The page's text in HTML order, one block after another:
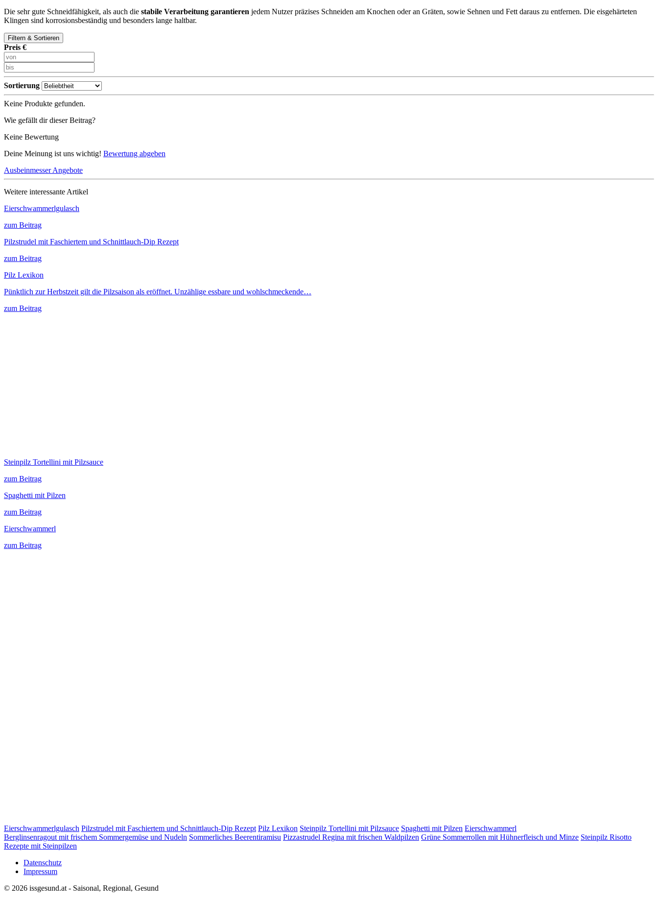
Die sehr gute Schneidfähigkeit, als auch die stabile Verarbeitung garantieren jedem Nutzer präzises Schneiden am Knochen oder an Gräten, sowie Sehnen und Fett daraus zu entfernen. Die eisgehärteten
Klingen sind korrosionsbeständig und besonders lange haltbar.
Filtern & Sortieren
Preis €
Sortierung
Keine Produkte gefunden.
Wie gefällt dir dieser Beitrag?
Keine Bewertung
Deine Meinung ist uns wichtig! Bewertung abgeben
Ausbeinmesser Angebote
Weitere interessante Artikel
Eierschwammerlgulasch
zum Beitrag
Pilzstrudel mit Faschiertem und Schnittlauch-Dip Rezept
zum Beitrag
Pilz Lexikon
Pünktlich zur Herbstzeit gilt die Pilzsaison als eröffnet. Unzählige essbare und wohlschmeckende…
zum Beitrag
Steinpilz Tortellini mit Pilzsauce
zum Beitrag
Spaghetti mit Pilzen
zum Beitrag
Eierschwammerl
zum Beitrag
Eierschwammerlgulasch Pilzstrudel mit Faschiertem und Schnittlauch-Dip Rezept Pilz Lexikon Steinpilz Tortellini mit Pilzsauce Spaghetti mit Pilzen Eierschwammerl
Berglinsenragout mit frischem Sommergemüse und Nudeln Sommerliches Beerentiramisu Pizzastrudel Regina mit frischen Waldpilzen Grüne Sommerrollen mit Hühnerfleisch und Minze Steinpilz Risotto
Rezepte mit Steinpilzen
Datenschutz
Impressum
© 2026 issgesund.at - Saisonal, Regional, Gesund